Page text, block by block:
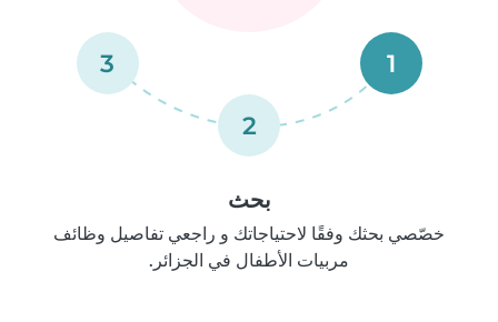
1
2
3
بحث
خصّصي بحثك وفقًا لاحتياجاتك و راجعي تفاصيل وظائف
مربيات الأطفال في الجزائر.